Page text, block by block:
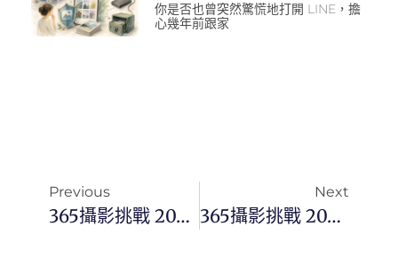
你是否也曾突然驚慌地打開 LINE，擔
心幾年前跟家
Previous
365攝影挑戰 20260425(六)114/365 Day3768
Next
365攝影挑戰 20260427(一)116/365 Day3770